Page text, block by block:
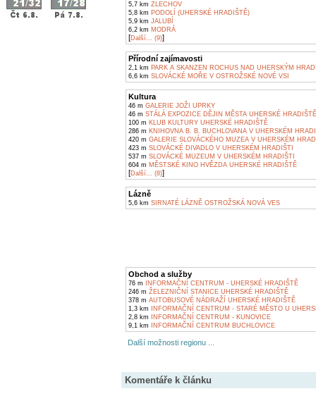
5,7 km ZLECHOV
5,8 km PODOLÍ (UHERSKÉ HRADIŠTĚ)
5,9 km JALUBÍ
6,2 km MODRÁ
[Další... (9)]
Přírodní zajímavosti
2,1 km PARK A SKANZEN ROCHUS NAD UHERSKÝM
6,6 km SLOVÁCKÉ MOŘE V OSTROŽSKÉ NOVÉ VSI
Kultura
46 m GALERIE JOŽI UPRKY
46 m STÁLÁ EXPOZICE DĚJIN MĚSTA UHERSKÉ HRADIŠTĚ
100 m KLUB KULTURY UHERSKÉ HRADIŠTĚ
286 m KNIHOVNA B. B. BUCHLOVANA V UHERSKÉM
420 m GALERIE SLOVÁCKÉHO MUZEA V UHERSKÉM
423 m SLOVÁCKÉ DIVADLO V UHERSKÉM HRADIŠTI
537 m SLOVÁCKÉ MUZEUM V UHERSKÉM HRADIŠTI
604 m MĚSTSKÉ KINO HVĚZDA UHERSKÉ HRADIŠTĚ
[Další... (8)]
Lázně
5,6 km SIRNATÉ LÁZNĚ OSTROŽSKÁ NOVÁ VES
Obchod a služby
76 m INFORMAČNÍ CENTRUM - UHERSKÉ HRADIŠTĚ
246 m ŽELEZNIČNÍ STANICE UHERSKÉ HRADIŠTĚ
378 m AUTOBUSOVÉ NÁDRAŽÍ UHERSKÉ HRADIŠTĚ
1,3 km INFORMAČNÍ CENTRUM - STARÉ MĚSTO U
2,8 km INFORMAČNÍ CENTRUM - KUNOVICE
9,1 km INFORMAČNÍ CENTRUM BUCHLOVICE
Další možnosti regionu ...
Komentáře k článku